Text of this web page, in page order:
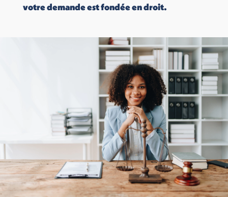
votre demande est fondée en droit.